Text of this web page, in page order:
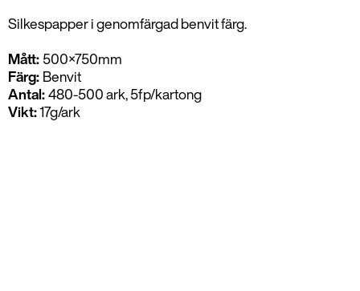
Silkespapper i genomfärgad benvit färg.
Mått: 500×750mm
Färg: Benvit
Antal:480-500 ark, 5fp/kartong
Vikt:17g/ark